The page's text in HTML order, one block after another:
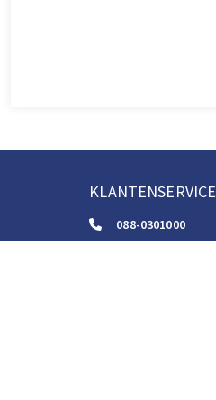
KLANTENSERVICE
088-0301000